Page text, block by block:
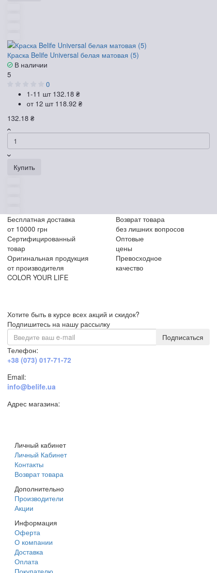
Краска Belife Universal белая матовая (5)
В наличии
5
0
1-11 шт 132.18 ₴
от 12 шт 118.92 ₴
132.18 ₴
Купить
Бесплатная доставка
от 10000 грн
Возврат товара
без лишних вопросов
Сертифицированный
товар
Оптовые
цены
Оригинальная продукция
от производителя
Превосходное
качество
COLOR YOUR LIFE
Хотите быть в курсе всех акций и скидок?
Подпишитесь на нашу рассылку
Подписаться
Телефон:
+38 (073) 017-71-72
Email:
info@belife.ua
Адрес магазина:
Личный кабинет
Личный Кабинет
Контакты
Возврат товара
Дополнительно
Производители
Акции
Информация
Оферта
О компании
Доставка
Оплата
Покупателю